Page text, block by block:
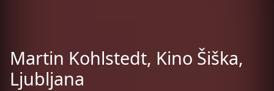
Martin Kohlstedt, Kino Šiška,
Ljubljana